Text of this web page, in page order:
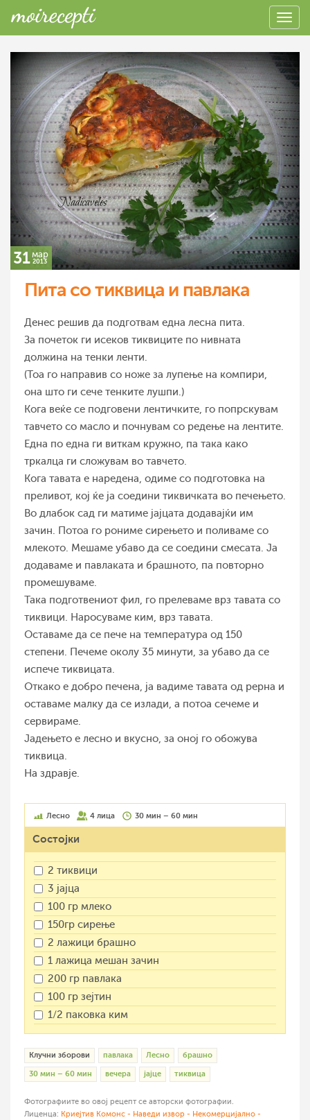
31мар
2013
Пита со тиквица и павлака
Денес решив да подготвам една лесна пита.
За почеток ги исеков тиквиците по нивната
должина на тенки ленти.
(Тоа го направив со ноже за лупење на компири,
она што ги сече тенките лушпи.)
Кога веќе се подговени лентичките, го попрскувам
тавчето со масло и почнувам со редење на лентите.
Една по една ги виткам кружно, па така како
тркалца ги сложувам во тавчето.
Кога тавата е наредена, одиме со подготовка на
преливот, кој ќе ја соедини тиквичката во печењето.
Во длабок сад ги матиме јајцата додавајќи им
зачин. Потоа го рониме сирењето и поливаме со
млекото. Мешаме убаво да се соедини смесата. Ја
додаваме и павлаката и брашното, па повторно
промешуваме.
Така подготвениот фил, го прелеваме врз тавата со
тиквици. Наросуваме ким, врз тавата.
Оставаме да се пече на температура од 150
степени. Печеме околу 35 минути, за убаво да се
испече тиквицата.
Откако е добро печена, ја вадиме тавата од рерна и
оставаме малку да се излади, а потоа сечеме и
сервираме.
Јадењето е лесно и вкусно, за оној го обожува
тиквица.
На здравје.
Лесно 4 лица 30 мин – 60 мин
Состојки
2 тиквици
3 јајца
100 гр млеко
150гр сирење
2 лажици брашно
1 лажица мешан зачин
200 гр павлака
100 гр зејтин
1/2 паковка ким
Клучни зборови павлака Лесно брашно
30 мин – 60 мин вечера јајце тиквица
Фотографиите во овој рецепт се авторски фотографии.
Лиценца: Криејтив Комонс - Наведи извор - Некомерцијално -